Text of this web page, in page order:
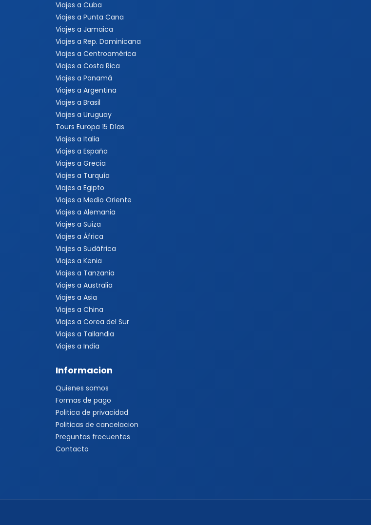
Viajes a Cuba
Viajes a Punta Cana
Viajes a Jamaica
Viajes a Rep. Dominicana
Viajes a Centroamérica
Viajes a Costa Rica
Viajes a Panamá
Viajes a Argentina
Viajes a Brasil
Viajes a Uruguay
Tours Europa 15 Días
Viajes a Italia
Viajes a España
Viajes a Grecia
Viajes a Turquía
Viajes a Egipto
Viajes a Medio Oriente
Viajes a Alemania
Viajes a Suiza
Viajes a África
Viajes a Sudáfrica
Viajes a Kenia
Viajes a Tanzania
Viajes a Australia
Viajes a Asia
Viajes a China
Viajes a Corea del Sur
Viajes a Tailandia
Viajes a India
Informacion
Quienes somos
Formas de pago
Politica de privacidad
Politicas de cancelacion
Preguntas frecuentes
Contacto